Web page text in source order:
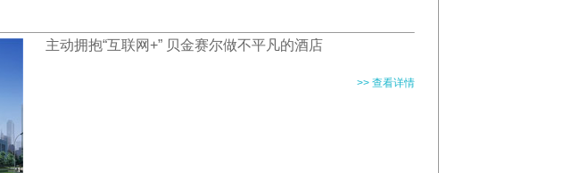
主动拥抱“互联网+” 贝金赛尔做不平凡的酒店
>> 查看详情